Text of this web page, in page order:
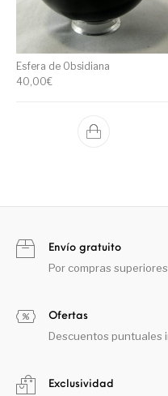
Esfera de Obsidiana
40,00€
Envío gratuito
Por compras
Ofertas
Descuentos puntuales
Exclusividad